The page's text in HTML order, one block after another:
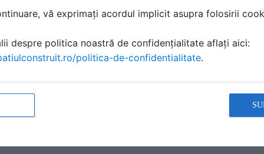
de profil decorativ, a culorilor și a materialelor, poți
și personalitatea ta. Fie că optezi pentru un design
în crearea casei tale de vis.
acest subiect? Scrie-o aici!
vă exprimați acordul implicit asupra folosirii
despre politica noastră de confidențialitate aflați aici:
politica-de-confidentialitate.